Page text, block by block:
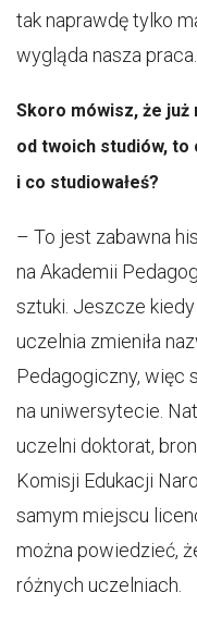
tak naprawdę tylko
wygląda nasza praca.
Skoro mówisz, że już
od twoich studiów, to
i co studiowałeś?
– To jest zabawna
na Akademii
sztuki. Jeszcze
uczelnia zmieniła
Pedagogiczny, więc
na uniwersytecie.
uczelni doktorat,
Komisji Edukacji
samym miejscu
można powiedzieć,
różnych uczelniach.